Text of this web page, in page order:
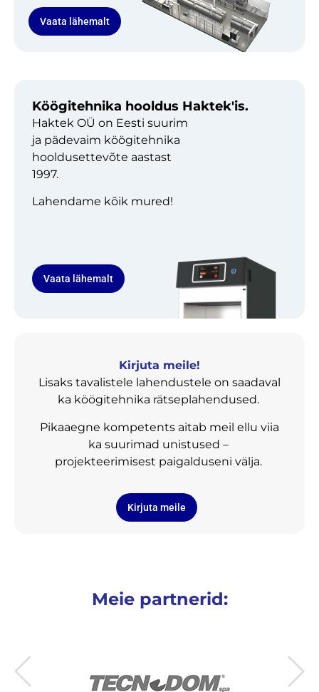
Vaata lähemalt
Köögitehnika hooldus Haktek'is.
Haktek OÜ on Eesti suurim
ja pädevaim köögitehnika
hooldusettevõte aastast
1997.
Lahendame kõik mured!
Vaata lähemalt
Kirjuta meile!
Lisaks tavalistele lahendustele on saadaval
ka köögitehnika rätseplahendused.
Pikaaegne kompetents aitab meil ellu viia
ka suurimad unistused –
projekteerimisest paigalduseni välja.
Kirjuta meile
Meie partnerid: